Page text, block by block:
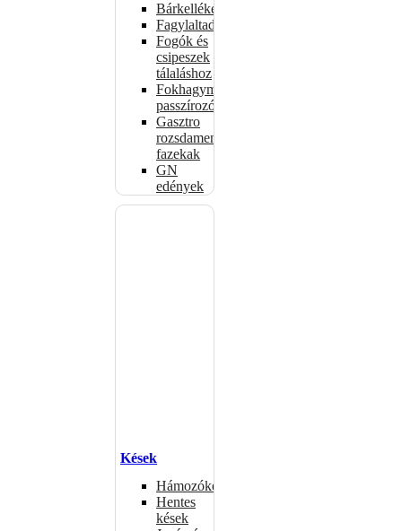
Bárkellékek
Fagylaltadagolók
Fogók és
csipeszek
tálaláshoz
Fokhagymaprések,
passzírozók
Gasztro
rozsdamentes
fazekak
GN
edények
Kések
Hámozókések
Hentes
kések